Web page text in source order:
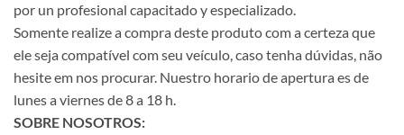
por un profesional capacitado y especializado.
Somente realize a compra deste produto com a certeza que
ele seja compatível com seu veículo, caso tenha dúvidas, não
hesite em nos procurar. Nuestro horario de apertura es de
lunes a viernes de 8 a 18 h.
SOBRE NOSOTROS: